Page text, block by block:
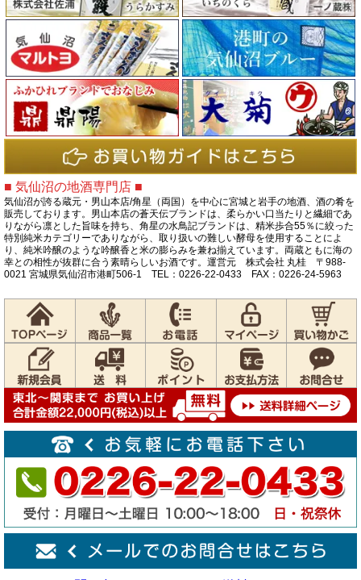
■ 気仙沼の地酒専門店 ■
気仙沼が誇る蔵元・男山本店/角星（両国）を中心に宮城と岩手の地酒、酒の肴を
販売しております。男山本店の蒼天伝ブランドは、柔らかい口当たりと繊細であ
りながら凛とした旨味を持ち、角星の水鳥記ブランドは、精米歩合55％に絞った
特別純米カテゴリーでありながら、取り扱いの難しい酵母を使用することによ
り、純米吟醸のような吟醸香と米の膨らみを兼ね揃えています。両蔵ともに海の
幸との相性が抜群に合う素晴らしいお酒です。運営元 株式会社 丸桂 〒988-
0021 宮城県気仙沼市港町506-1 TEL：0226-22-0433 FAX：0226-24-5963